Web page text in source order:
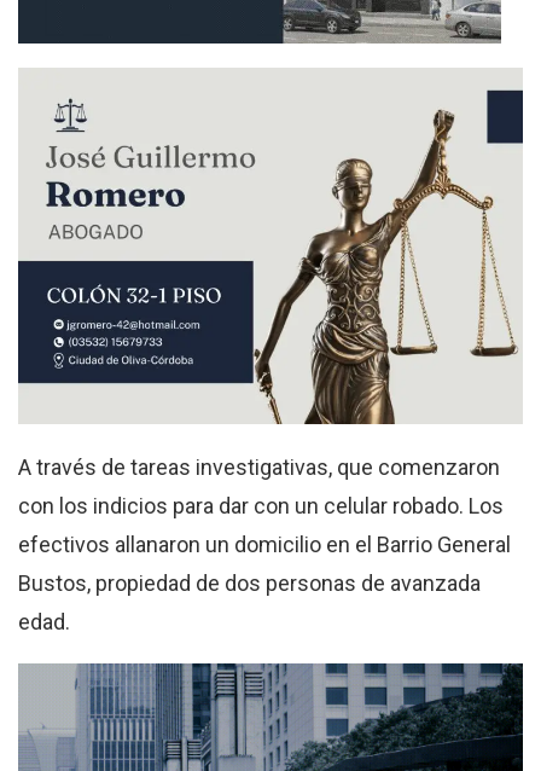
A través de tareas investigativas, que comenzaron
con los indicios para dar con un celular robado. Los
efectivos allanaron un domicilio en el Barrio General
Bustos, propiedad de dos personas de avanzada
edad.